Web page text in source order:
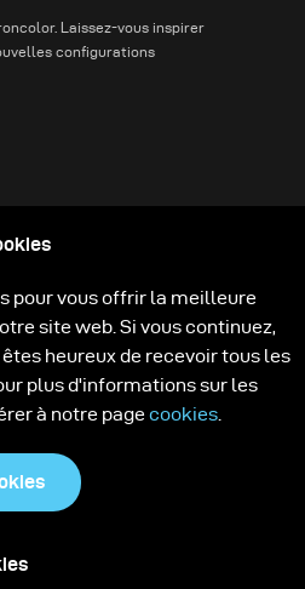
la station de charge
enfichables
pour jusqu'à 4 batteries
L
Laissez-vous inspirer
configurations
Technologies
Carrière
pour vous offrir la meilleure
site web. Si vous continuez,
heureux de recevoir tous les
plus d'informations sur les
à notre page cookies